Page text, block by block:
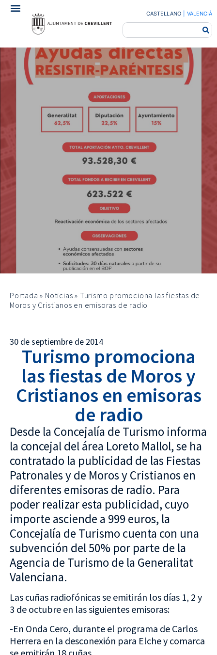
CASTELLANO VALENCIÀ
Portada » Noticias » Turismo promociona las fiestas de
Moros y Cristianos en emisoras de radio
30 de septiembre de 2014
Turismo promociona
las fiestas de Moros y
Cristianos en emisoras
de radio
Desde la Concejalía de Turismo informa
la concejal del área Loreto Mallol, se ha
contratado la publicidad de las Fiestas
Patronales y de Moros y Cristianos en
diferentes emisoras de radio. Para
poder realizar esta publicidad, cuyo
importe asciende a 999 euros, la
Concejalía de Turismo cuenta con una
subvención del 50% por parte de la
Agencia de Turismo de la Generalitat
Valenciana.
Las cuñas radiofónicas se emitirán los días 1, 2 y
3 de octubre en las siguientes emisoras:
-En Onda Cero, durante el programa de Carlos
Herrera en la desconexión para Elche y comarca